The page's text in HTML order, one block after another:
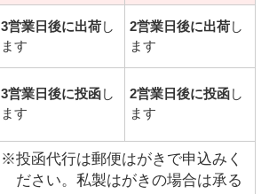
3営業日後に出荷し
ます
2営業日後に出荷し
ます
3営業日後に投函し
ます
2営業日後に投函し
ます
※投函代行は郵便はがきで申込みく
ださい。私製はがきの場合は承る